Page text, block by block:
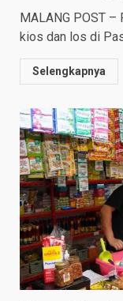
MALANG POST
kios dan los di
Selengkapnya